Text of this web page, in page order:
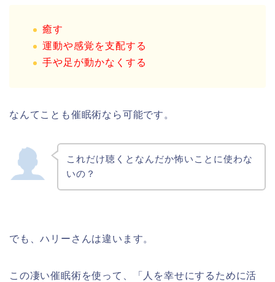
癒す
運動や感覚を支配する
手や足が動かなくする
なんてことも催眠術なら可能です。
これだけ聴くとなんだか怖いことに使わな
いの？
でも、ハリーさんは違います。
この凄い催眠術を使って、「人を幸せにするために活